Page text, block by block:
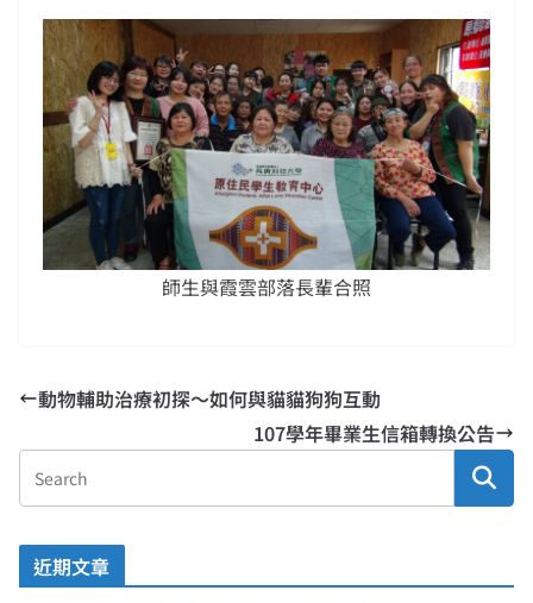
師生與霞雲部落長輩合照
動物輔助治療初探〜如何與貓貓狗狗互動
107學年畢業生信箱轉換公告
近期文章